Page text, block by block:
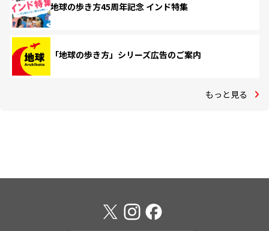
地球の歩き方45周年記念 インド特集
「地球の歩き方」シリーズ広告のご案内
もっと見る